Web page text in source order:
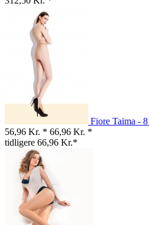
Fiore Taima -
56,96 Kr. * 66,96 Kr. *
tidligere 66,96 Kr.*